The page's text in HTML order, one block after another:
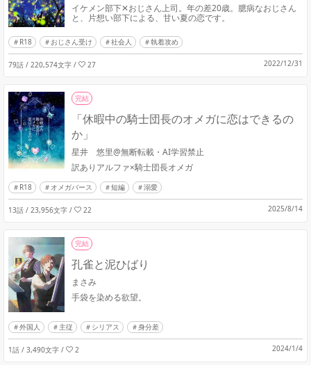
イケメン部下✕おじさん上司。年の差20歳。臆病なおじさん
と、片想い部下による、甘い夏の恋です。
R18 おじさん受け 社会人 執着攻め
79話 / 220,574文字 / 27 2022/12/31
完結
「休暇中の騎士団長のオメガに恋はできるの
か」
星井 悠里@無断転載・AI学習禁止
訳ありアルファ×騎士団長オメガ
R18 オメガバース 短編 溺愛
13話 / 23,956文字 / 22 2025/8/14
完結
孔雀と泥ひばり
まさみ
手袋を染める欲望。
外国人 主従 シリアス 身分差
1話 / 3,490文字 / 2 2024/1/4